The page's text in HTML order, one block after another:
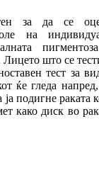
за да се
на
Лицето што се
тест за
ќе гледа
подигне раката
како диск во